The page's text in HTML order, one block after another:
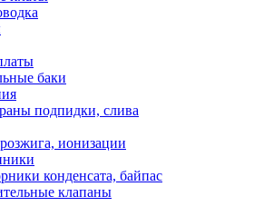
баки
подпидки, слива
ионизации
конденсата, байпас
клапаны